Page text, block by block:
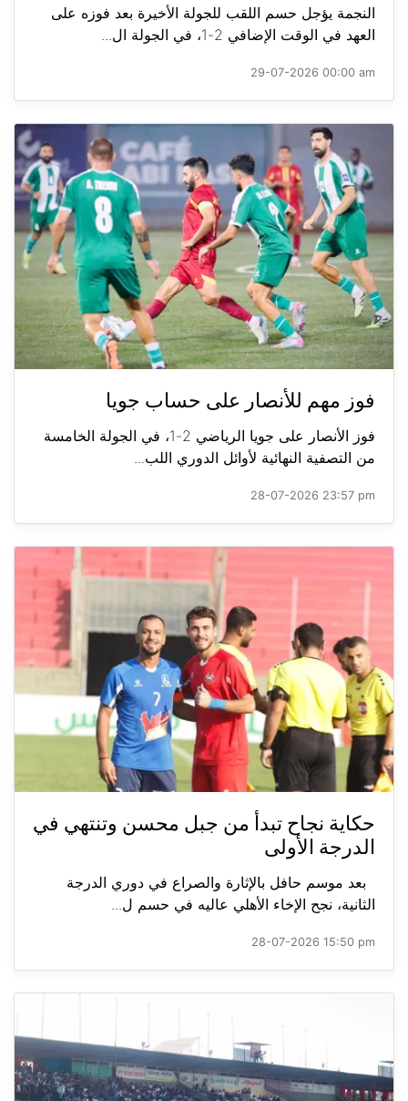
النجمة يؤجل حسم اللقب للجولة الأخيرة بعد فوزه على
العهد في الوقت الإضافي 2-1، في الجولة ال...
29-07-2026 00:00 am
فوز مهم للأنصار على حساب جويا
فوز الأنصار على جويا الرياضي 2-1، في الجولة الخامسة
من التصفية النهائية لأوائل الدوري اللب...
28-07-2026 23:57 pm
حكاية نجاح تبدأ من جبل محسن وتنتهي في
الدرجة الأولى
بعد موسم حافل بالإثارة والصراع في دوري الدرجة
الثانية، نجح الإخاء الأهلي عاليه في حسم ل...
28-07-2026 15:50 pm